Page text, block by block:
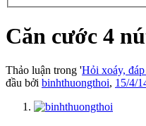
Căn cước 4
Thảo luận trong 'Hỏi xoáy,
đầu bởi binhthuongthoi, 15/4/